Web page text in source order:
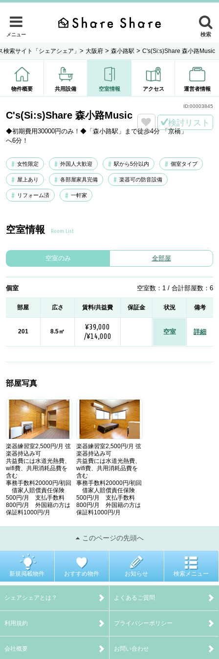
メニュー 検索
検索サイト「シェアシェア」 > 大阪府 > 森小路駅 > C's(Si:s)Share 森小路Music
物件概要 共用設備 空室情報 アクセス 運営者情報
C's(Si:s)Share 森小路Music
◆初期費用30000円のみ！◆「森小路駅」まで徒歩4分 「京橋」
へ6分！
検討リスト
女性限定 外国人大歓迎 駅から5分以内 個室タイプ
屋上あり 各部屋家具完備 楽器可の防音設備
リフォーム済 一軒家
ID:00003845
空室情報 Room List
空室のみ 全部屋
個室 空室数：1 / 合計部屋数：6
部屋 広さ 賃料/共益費 保証金 状況 備考
201 8.5㎡
¥39,000
/¥14,000
空室 詳細
部屋写真
楽器練習室2,500円/月 弦
楽器持込み可
共益費には水道光熱費、
wifi費、共用消耗品費を
含む
事務手数料20000円/初回
借家人賠償責任保険
500円/月 支払手数料
800円/月 外国籍の方は
保証料1000円/月
楽器練習室2,500円/月 弦
楽器持込み可
共益費には水道光熱費、
wifi費、共用消耗品費を
含む
事務手数料20000円/初回
借家人賠償責任保険
500円/月 支払手数料
800円/月 外国籍の方は
保証料1000円/月
このページの先頭へ
新規掲載物件 おすすめ物件 お知らせ 検索メニュー
シェアシェアとは？ よくあるご質問
利用規約 プライバシーポリシー
会社概要 お問い合わせ